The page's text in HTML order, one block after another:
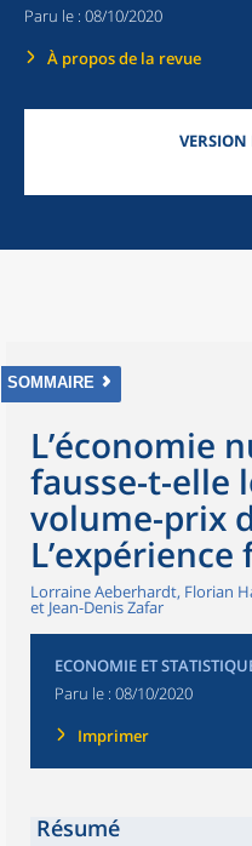
Paru le : 08/10/2020
À propos de la revue
SOMMAIRE
L’économie
fausse-t-elle
volume-prix
Lorraine Aeberhardt, Florian
et Jean-Denis Zafar
ECONOMIE ET
Paru le : 08/10/2020
Imprimer
Résumé